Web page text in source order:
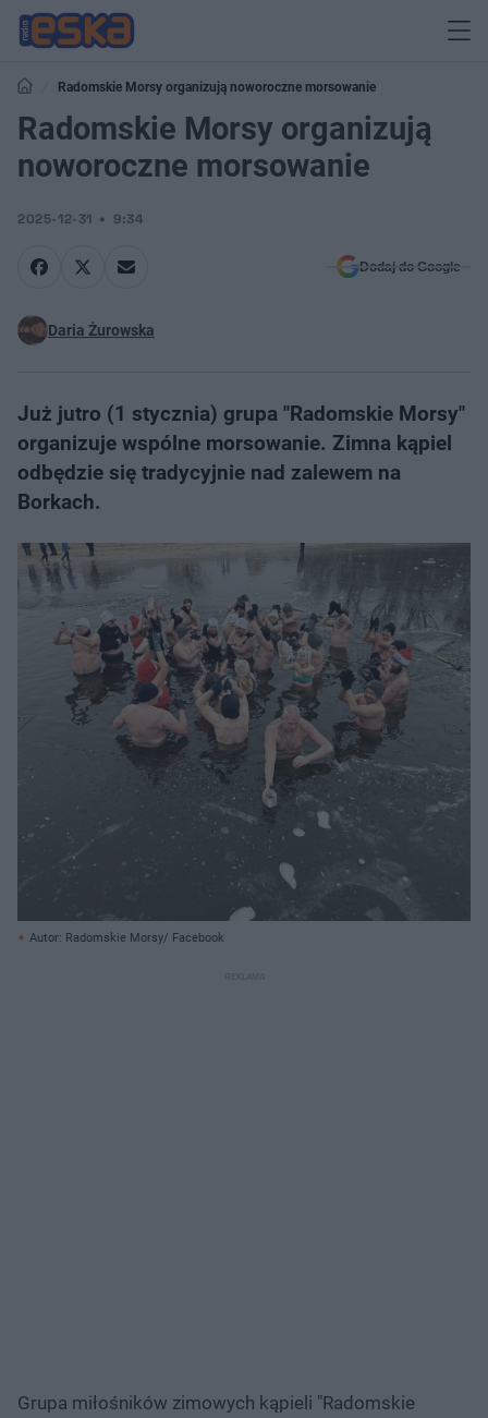
Radomskie Morsy organizują noworoczne morsowanie
Radomskie Morsy organizują
noworoczne morsowanie
2025-12-31 9:34
Dodaj do Google
Daria Żurowska
Już jutro (1 stycznia) grupa "Radomskie Morsy"
organizuje wspólne morsowanie. Zimna kąpiel
odbędzie się tradycyjnie nad zalewem na
Borkach.
Autor: Radomskie Morsy/ Facebook
Grupa miłośników zimowych kąpieli "Radomskie